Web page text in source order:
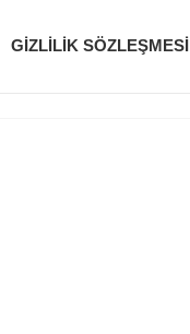
GIZLILIK SÖZLEŞMESI